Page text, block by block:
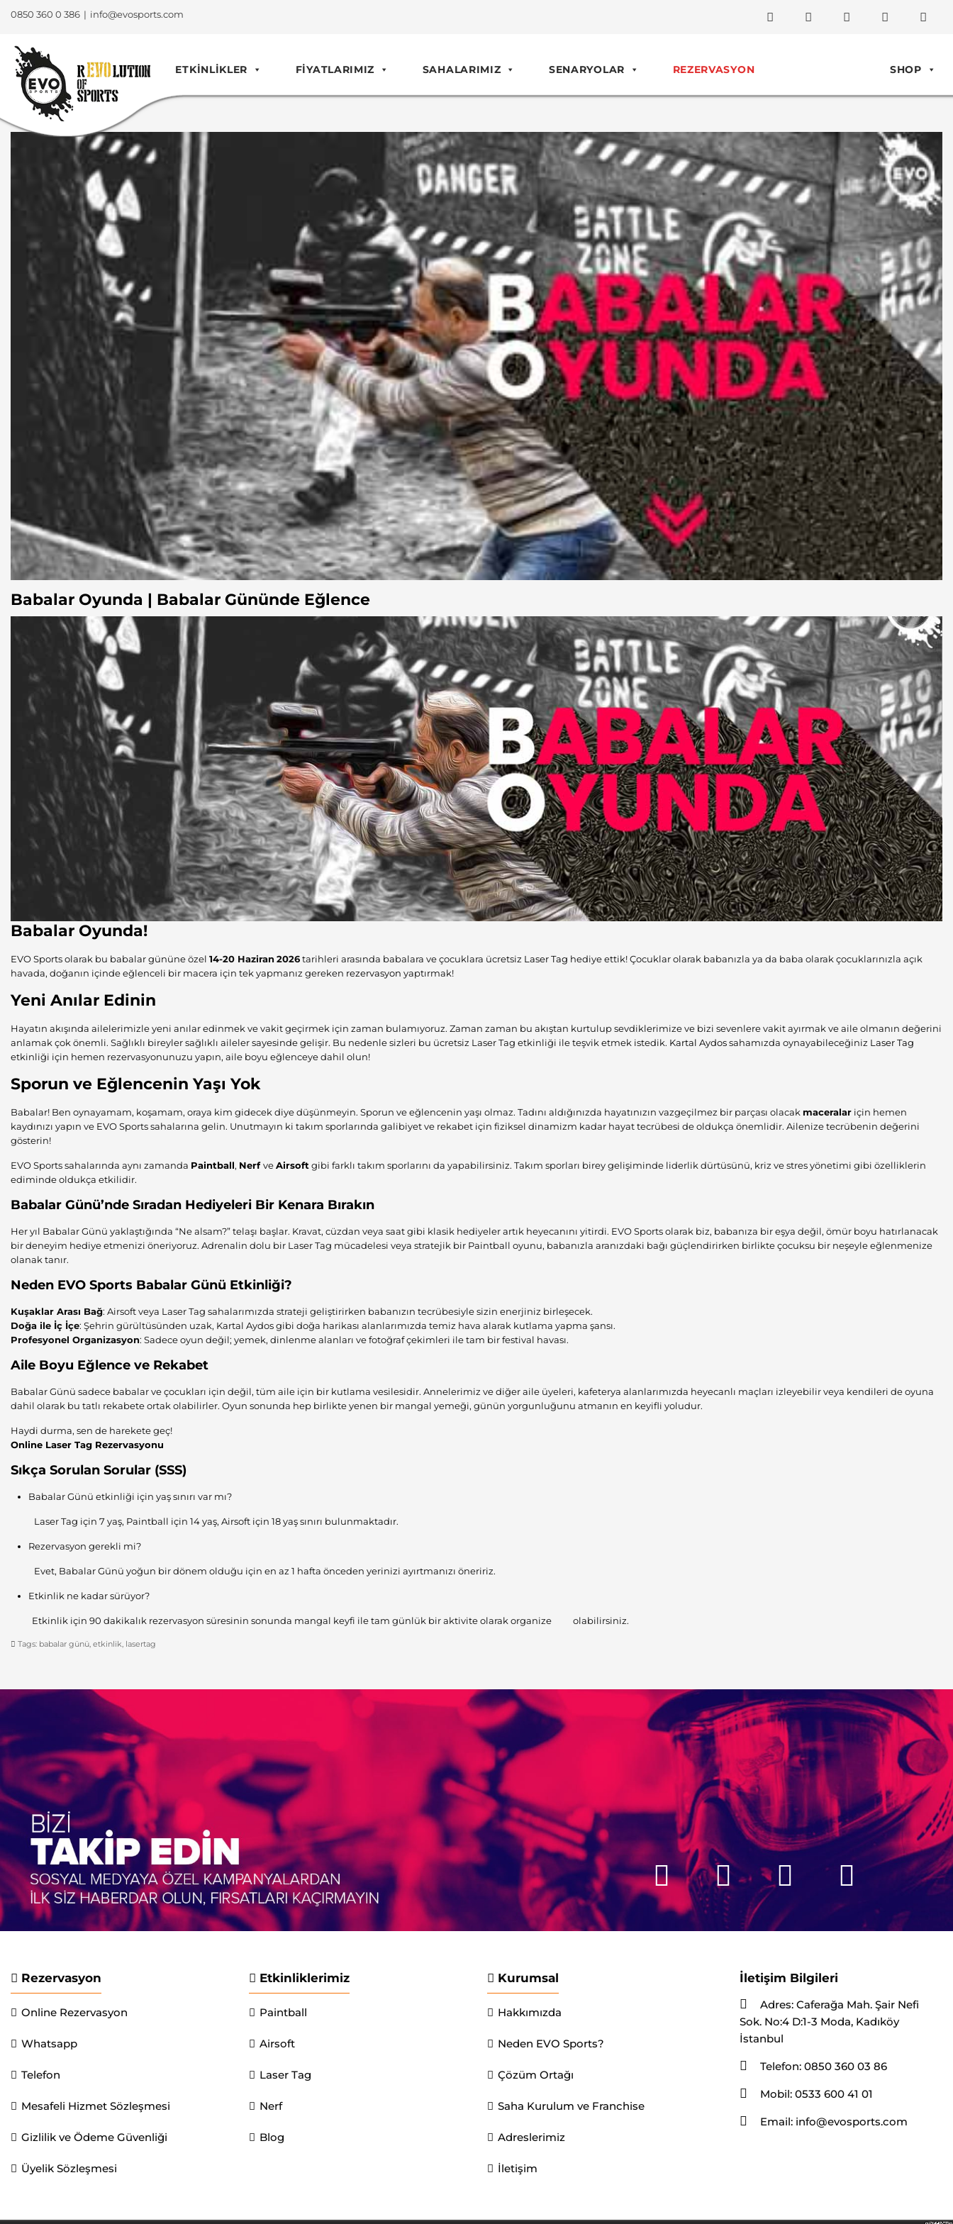
0850 360 0 386 | info@evosports.com
ETKINLIKLER FIYATLARIMIZ SAHALARIMIZ SENARYOLAR SHOP
REZERVASYON
Babalar Oyunda | Babalar Gününde Eğlence
Babalar Oyunda!
EVO Sports olarak bu babalar gününe özel 14-20 Haziran 2026tarihleri arasında babalara ve çocuklara ücretsiz Laser Tag hediye ettik! Çocuklar olarak babanızla ya da baba olarak çocuklarınızla açık
havada, doğanın içinde eğlenceli bir macera için tek yapmanız gereken rezervasyon yaptırmak!
Yeni Anılar Edinin
Hayatın akışında ailelerimizle yeni anılar edinmek ve vakit geçirmek için zaman bulamıyoruz. Zaman zaman bu akıştan kurtulup sevdiklerimize ve bizi sevenlere vakit ayırmak ve aile olmanın değerini
anlamak çok önemli. Sağlıklı bireyler sağlıklı aileler sayesinde gelişir. Bu nedenle sizleri bu ücretsiz Laser Tag etkinliği ile teşvik etmek istedik. Kartal Aydossahamızda oynayabileceğiniz Laser Tag
etkinliği için hemen rezervasyonunuzu yapın, aile boyu eğlenceye dahil olun!
Sporun ve Eğlencenin Yaşı Yok
Babalar! Ben oynayamam, koşamam, oraya kim gidecek diye düşünmeyin. Sporun ve eğlencenin yaşı olmaz. Tadını aldığınızda hayatınızın vazgeçilmez bir parçası olacak maceralar için hemen
kaydınızı yapın ve EVO Sports sahalarına gelin. Unutmayın ki takım sporlarında galibiyet ve rekabet için fiziksel dinamizm kadar hayat tecrübesi de oldukça önemlidir. Ailenize tecrübenin değerini
gösterin!
EVO Sports sahalarında aynı zamanda Paintball, NerfveAirsoft gibi farklı takım sporlarını da yapabilirsiniz. Takım sporları birey gelişiminde liderlik dürtüsünü, kriz ve stres yönetimi gibi özelliklerin
ediminde oldukça etkilidir.
Babalar Günü’nde Sıradan Hediyeleri Bir Kenara Bırakın
Her yıl Babalar Günü yaklaştığında “Ne alsam?” telaşı başlar. Kravat, cüzdan veya saat gibi klasik hediyeler artık heyecanını yitirdi. EVO Sports olarak biz, babanıza bir eşya değil, ömür boyu hatırlanacak
bir deneyim hediye etmenizi öneriyoruz. Adrenalin dolu bir Laser Tag mücadelesi veya stratejik bir Paintball oyunu, babanızla aranızdaki bağı güçlendirirken birlikte çocuksu bir neşeyle eğlenmenize
olanak tanır.
Neden EVO Sports Babalar Günü Etkinliği?
Kuşaklar Arası Bağ: Airsoft veya Laser Tag sahalarımızda strateji geliştirirken babanızın tecrübesiyle sizin enerjiniz birleşecek.
Doğa ile İç İçe: Şehrin gürültüsünden uzak, Kartal Aydos gibi doğa harikası alanlarımızda temiz hava alarak kutlama yapma şansı.
Profesyonel Organizasyon: Sadece oyun değil; yemek, dinlenme alanları ve fotoğraf çekimleri ile tam bir festival havası.
Aile Boyu Eğlence ve Rekabet
Babalar Günü sadece babalar ve çocukları için değil, tüm aile için bir kutlama vesilesidir. Annelerimiz ve diğer aile üyeleri, kafeterya alanlarımızda heyecanlı maçları izleyebilir veya kendileri de oyuna
dahil olarak bu tatlı rekabete ortak olabilirler. Oyun sonunda hep birlikte yenen bir mangal yemeği, günün yorgunluğunu atmanın en keyifli yoludur.
Haydi durma, sen de harekete geç!
Online Laser Tag Rezervasyonu
Sıkça Sorulan Sorular (SSS)
Babalar Günü etkinliği için yaş sınırı var mı?
Laser Tag için 7 yaş, Paintball için 14 yaş, Airsoft için 18 yaş sınırı bulunmaktadır.
Rezervasyon gerekli mi?
Evet, Babalar Günü yoğun bir dönem olduğu için en az 1 hafta önceden yerinizi ayırtmanızı öneririz.
Etkinlik ne kadar sürüyor?
Etkinlik için 90 dakikalık rezervasyon süresinin sonunda mangal keyfi ile tam günlük bir aktivite olarak organize olabilirsiniz.
Tags: babalar günü, etkinlik, lasertag
Rezervasyon
Online Rezervasyon
Whatsapp
Telefon
Mesafeli Hizmet Sözleşmesi
Gizlilik ve Ödeme Güvenliği
Üyelik Sözleşmesi
Etkinliklerimiz
Paintball
Airsoft
Laser Tag
Nerf
Blog
Kurumsal
Hakkımızda
Neden EVO Sports?
Çözüm Ortağı
Saha Kurulum ve Franchise
Adreslerimiz
İletişim
İletişim Bilgileri
Adres: Caferağa Mah. Şair Nefi
Sok. No:4 D:1-3 Moda, Kadıköy
İstanbul
Telefon: 0850 360 03 86
Mobil: 0533 600 41 01
Email: info@evosports.com